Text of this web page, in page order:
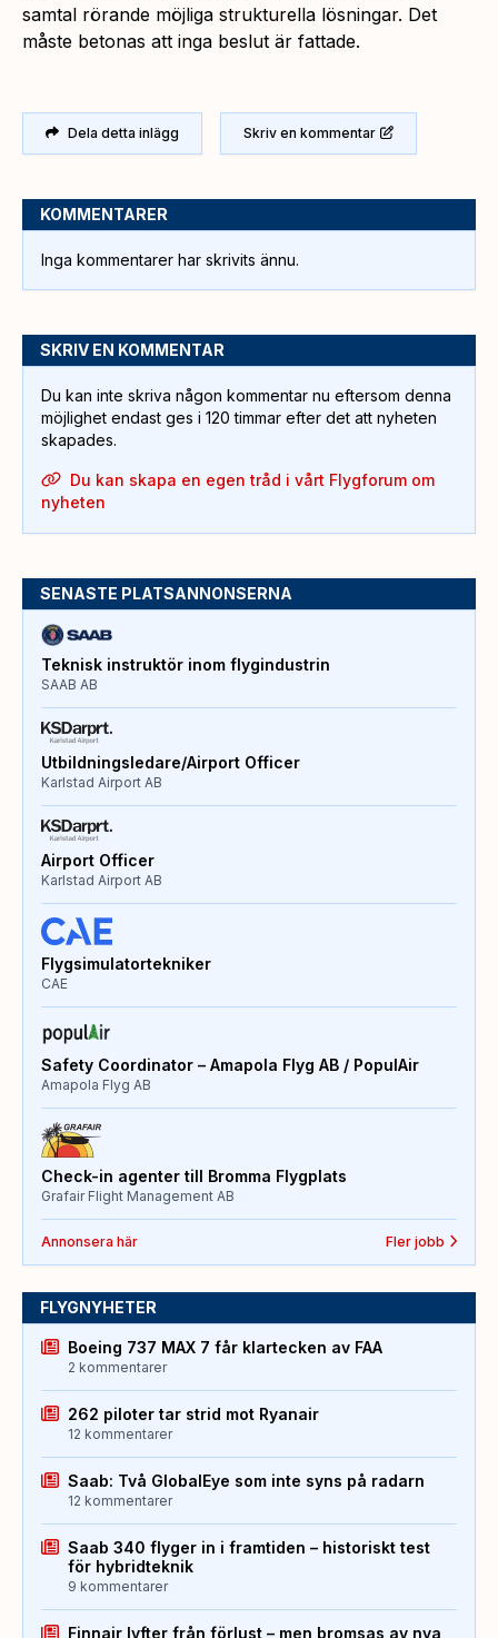
samtal rörande möjliga strukturella lösningar. Det
måste betonas att inga beslut är fattade.
Dela detta inlägg Skriv en kommentar
KOMMENTARER
Inga kommentarer har skrivits ännu.
SKRIV EN KOMMENTAR
Du kan inte skriva någon kommentar nu eftersom denna
möjlighet endast ges i 120 timmar efter det att nyheten
skapades.
Du kan skapa en egen tråd i vårt Flygforum om
nyheten
SENASTE PLATSANNONSERNA
Teknisk instruktör inom flygindustrin
SAAB AB
Utbildningsledare/Airport Officer
Karlstad Airport AB
Airport Officer
Karlstad Airport AB
Flygsimulatortekniker
CAE
Safety Coordinator – Amapola Flyg AB / PopulAir
Amapola Flyg AB
Check-in agenter till Bromma Flygplats
Grafair Flight Management AB
Annonsera här Fler jobb
FLYGNYHETER
Boeing 737 MAX 7 får klartecken av FAA
2 kommentarer
262 piloter tar strid mot Ryanair
12 kommentarer
Saab: Två GlobalEye som inte syns på radarn
12 kommentarer
Saab 340 flyger in i framtiden – historiskt test
för hybridteknik
9 kommentarer
Finnair lyfter från förlust – men bromsas av nya